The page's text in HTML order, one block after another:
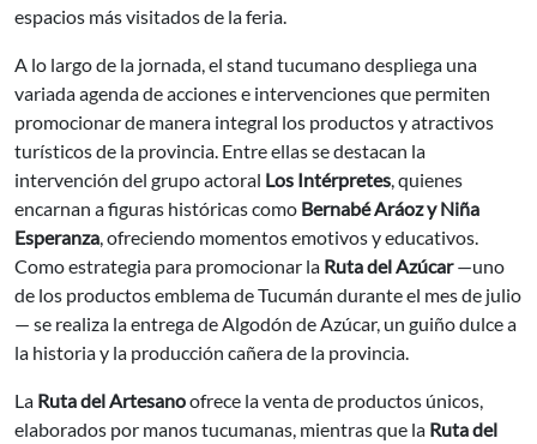
espacios más visitados de la feria.
A lo largo de la jornada, el stand tucumano despliega una
variada agenda de acciones e intervenciones que permiten
promocionar de manera integral los productos y atractivos
turísticos de la provincia. Entre ellas se destacan la
intervención del grupo actoral Los Intérpretes , quienes
encarnan a figuras históricas como Bernabé Aráoz y Niña
Esperanza , ofreciendo momentos emotivos y educativos.
Como estrategia para promocionar la Ruta del Azúcar—uno
de los productos emblema de Tucumán durante el mes de julio
— se realiza la entrega de Algodón de Azúcar, un guiño dulce a
la historia y la producción cañera de la provincia.
La Ruta del Artesanoofrece la venta de productos únicos,
elaborados por manos tucumanas, mientras que la Ruta del